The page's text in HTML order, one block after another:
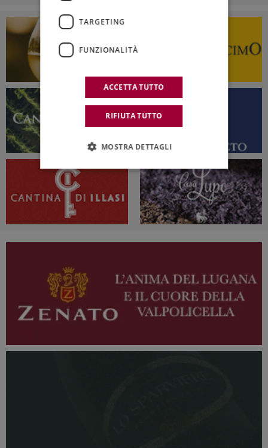
TARGETING
FUNZIONALITÀ
ACCETTA TUTTO
RIFIUTA TUTTO
MOSTRA DETTAGLI